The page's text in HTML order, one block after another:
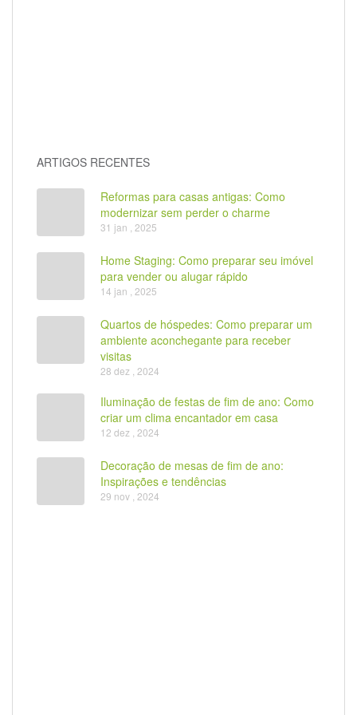
ARTIGOS RECENTES
Reformas para casas antigas: Como
modernizar sem perder o charme
31 jan , 2025
Home Staging: Como preparar seu imóvel
para vender ou alugar rápido
14 jan , 2025
Quartos de hóspedes: Como preparar um
ambiente aconchegante para receber
visitas
28 dez , 2024
Iluminação de festas de fim de ano: Como
criar um clima encantador em casa
12 dez , 2024
Decoração de mesas de fim de ano:
Inspirações e tendências
29 nov , 2024